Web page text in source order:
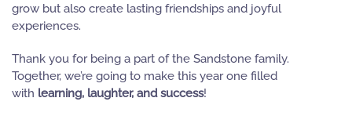
grow but also create lasting friendships and joyful
experiences.
Thank you for being a part of the Sandstone family.
Together, we’re going to make this year one filled
with learning, laughter, and success!